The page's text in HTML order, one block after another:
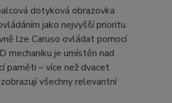
dotyková obrazovka
jako nejvyšší prioritu.
lze Caruso ovládat pomocí
mechaniku je umístěn nad
paměti – více než dvacet
všechny relevantní